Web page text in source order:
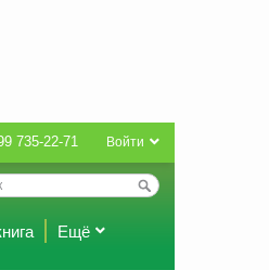
Войти
735-22-71
Ещё